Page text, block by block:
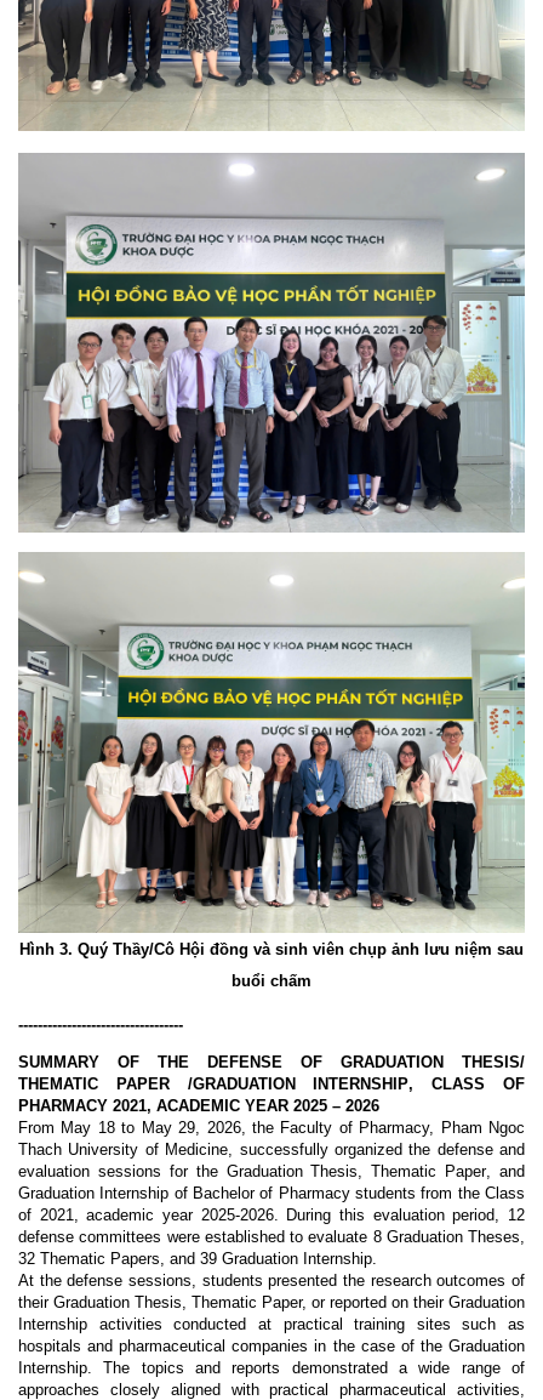
Hình 3. Quý Thầy/Cô Hội đồng và sinh viên chụp ảnh lưu niệm sau
buổi chấm
----------------------------------
SUMMARY OF THE DEFENSE OF GRADUATION THESIS/
THEMATIC PAPER /GRADUATION INTERNSHIP,CLASS OF
PHARMACY 2021, ACADEMIC YEAR 2025 – 2026
From May 18 to May 29, 2026, the Faculty of Pharmacy, Pham Ngoc
Thach University of Medicine, successfully organized the defense and
evaluation sessions for the Graduation Thesis,Thematic Paper, and
Graduation Internship of Bachelor of Pharmacy students from the Class
of 2021, academic year 2025-2026. During this evaluation period, 12
defense committees were established to evaluate 8 Graduation Theses,
32 Thematic Papers , and 39 Graduation Internship.
At the defense sessions, students presented the research outcomes of
their Graduation Thesis, Thematic Paper, or reported on their Graduation
Internship activities conducted at practical training sites such as
hospitals and pharmaceutical companies in the case of the Graduation
Internship. The topics and reports demonstrated a wide range of
approaches closely aligned with practical pharmaceutical activities,